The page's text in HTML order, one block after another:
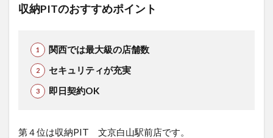
収納PITのおすすめポイント
関西では最大級の店舗数
セキュリティが充実
即日契約OK
第４位は収納PIT 文京白山駅前店です。